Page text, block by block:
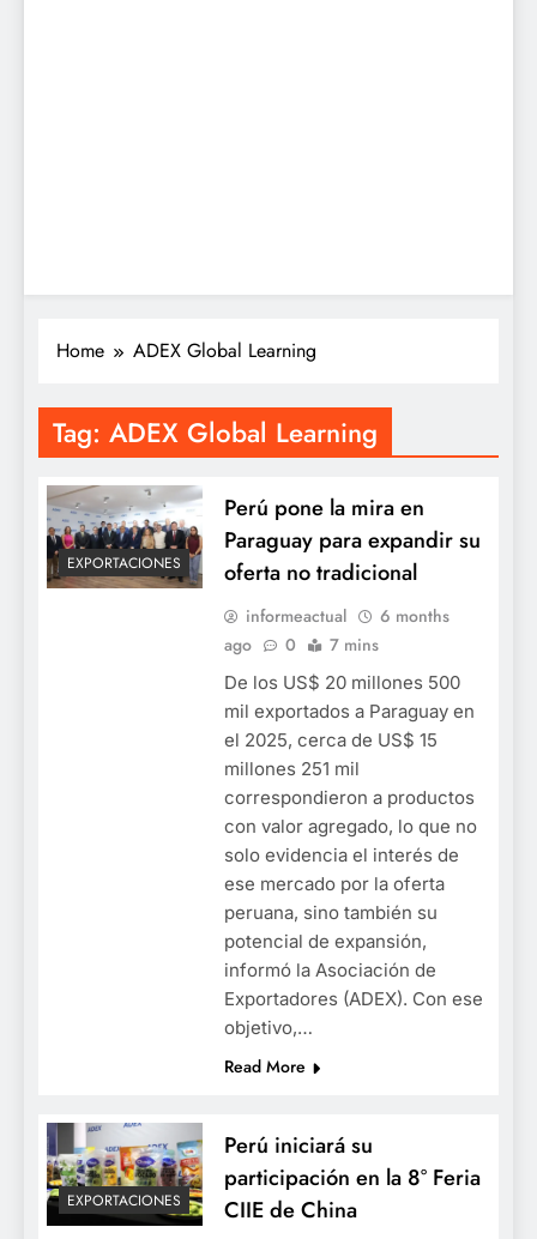
Home ADEX Global Learning
Tag: ADEX Global Learning
EXPORTACIONES
Perú pone la mira en
Paraguay para expandir su
oferta no tradicional
informeactual
6 months
ago
0 7 mins
De los US$ 20 millones 500
mil exportados a Paraguay en
el 2025, cerca de US$ 15
millones 251 mil
correspondieron a productos
con valor agregado, lo que no
solo evidencia el interés de
ese mercado por la oferta
peruana, sino también su
potencial de expansión,
informó la Asociación de
Exportadores (ADEX). Con ese
objetivo,…
Read More
EXPORTACIONES
Perú iniciará su
participación en la 8° Feria
CIIE de China